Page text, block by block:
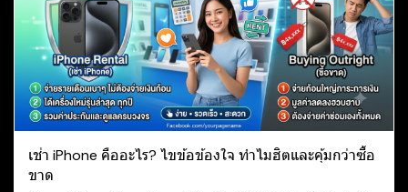
เช่า iPhone คืออะไร? ไขข้อข้องใจ ทำไมฮิตและคุ้มกว่าซื้อ
ขาด